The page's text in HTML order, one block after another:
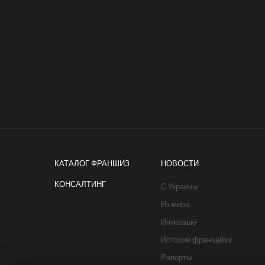
КАТАЛОГ ФРАНШИЗ
КОНСАЛТИНГ
НОВОСТИ
С Украины
Из мира
Интервью
Истории франчайзи
Рапорты